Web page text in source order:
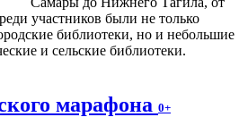
участников были не только
библиотеки, но и небольшие
и сельские библиотеки.
марафона 0+